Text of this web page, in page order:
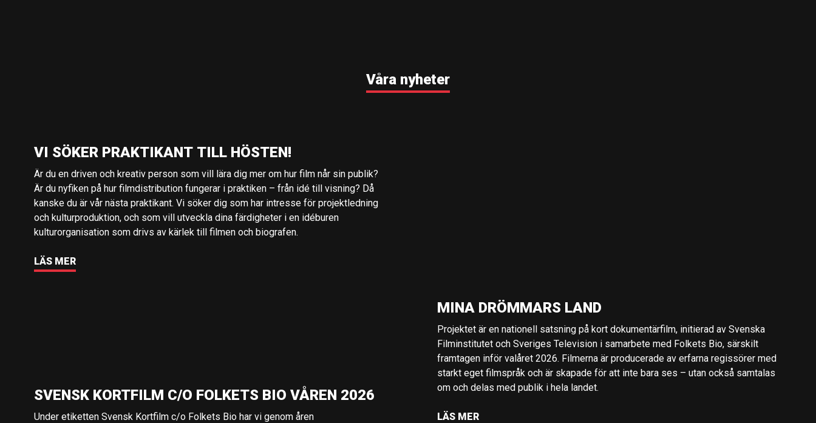
Våra nyheter
VI SÖKER PRAKTIKANT TILL HÖSTEN!
Är du en driven och kreativ person som vill lära dig mer om hur film når sin publik?
Är du nyfiken på hur filmdistribution fungerar i praktiken – från idé till visning? Då
kanske du är vår nästa praktikant. Vi söker dig som har intresse för projektledning
och kulturproduktion, och som vill utveckla dina färdigheter i en idéburen
kulturorganisation som drivs av kärlek till filmen och biografen.
LÄS MER
MINA DRÖMMARS LAND
Projektet är en nationell satsning på kort dokumentärfilm, initierad av Svenska
Filminstitutet och Sveriges Television i samarbete med Folkets Bio, särskilt
framtagen inför valåret 2026. Filmerna är producerade av erfarna regissörer med
starkt eget filmspråk och är skapade för att inte bara ses – utan också samtalas
om och delas med publik i hela landet.
LÄS MER
SVENSK KORTFILM C/O FOLKETS BIO VÅREN 2026
Under etiketten Svensk Kortfilm c/o Folkets Bio har vi genom åren